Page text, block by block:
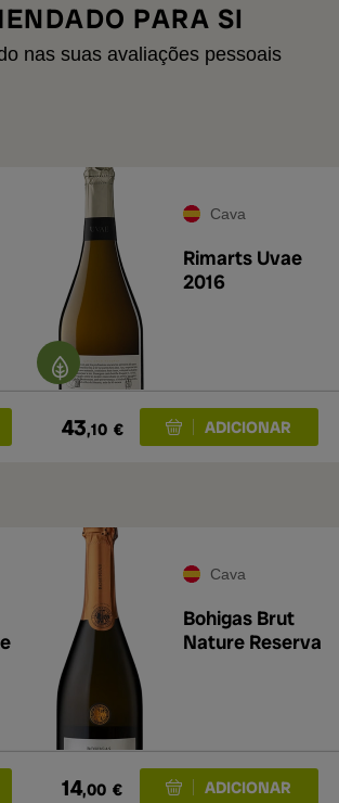
PARA SI
nas suas avaliações pessoais
Cava
Rimarts Uvae
2016
43,10 €
Cava
Bohigas Brut
Nature Reserva
14,00 €